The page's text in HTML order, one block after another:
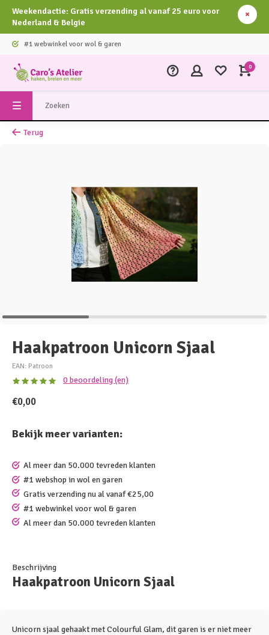
Weekendactie: Gratis verzending al vanaf 25 euro voor
Nederland & Belgie
#1 webwinkel voor wol & garen
0
Terug
Haakpatroon Unicorn Sjaal
EAN: Patroon
0 beoordeling (en)
€0,00
Bekijk meer varianten:
Al meer dan 50.000 tevreden klanten
#1 webshop in wol en garen
Gratis verzending nu al vanaf €25,00
#1 webwinkel voor wol & garen
Al meer dan 50.000 tevreden klanten
Beschrijving
Haakpatroon Unicorn Sjaal
Unicorn sjaal gehaakt met Colourful Glam, dit garen is er niet meer